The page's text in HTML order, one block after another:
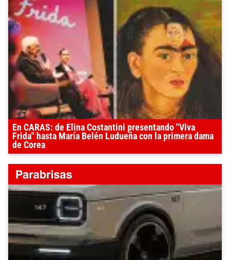
En CARAS: de Elina Costantini presentando "Viva
Frida" hasta María Belén Ludueña con la primera dama
de Corea